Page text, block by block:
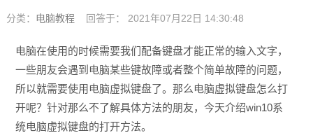
分类： 电脑教程 回答于： 2021年07月22日 14:30:48
电脑在使用的时候需要我们配备键盘才能正常的输入文字，
一些朋友会遇到电脑某些键故障或者整个简单故障的问题，
所以就需要使用电脑虚拟键盘了。那么电脑虚拟键盘怎么打
开呢？针对那么不了解具体方法的朋友，今天介绍win10系
统电脑虚拟键盘的打开方法。